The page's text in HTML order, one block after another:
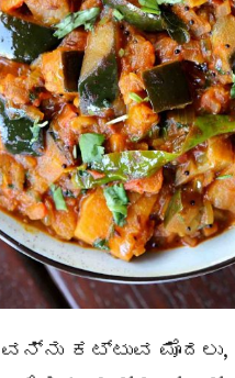
ಕಟ್ಟುವ ಮೊದಲು,